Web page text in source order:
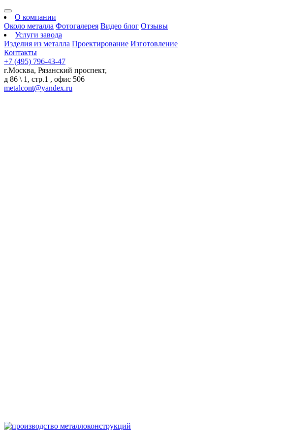
О компании
Около металла Фотогалерея Видео блог Отзывы
Услуги завода
Изделия из металла Проектирование Изготовление
Контакты
+7 (495) 796-43-47
г.Москва, Рязанский проспект,
д 86 \ 1, стр.1 , офис 506
metalcont@yandex.ru